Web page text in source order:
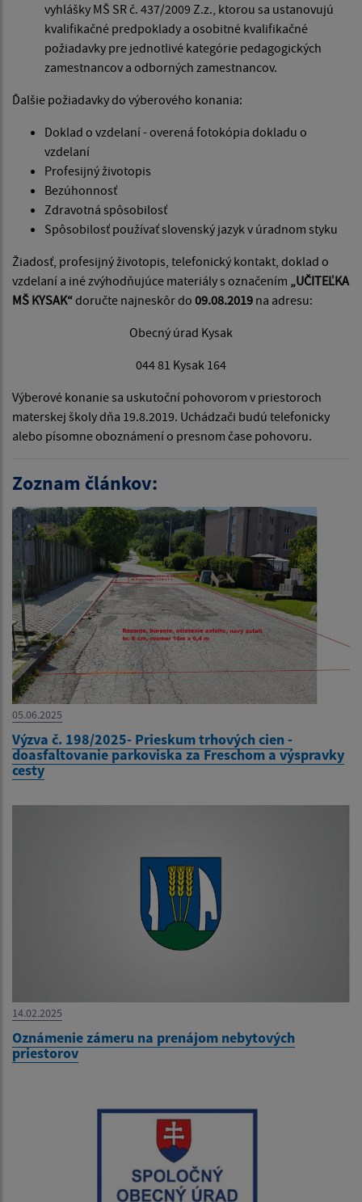
vyhlášky MŠ SR č. 437/2009 Z.z., ktorou sa ustanovujú
kvalifikačné predpoklady a osobitné kvalifikačné
požiadavky pre jednotlivé kategórie pedagogických
zamestnancov a odborných zamestnancov.
Ďalšie požiadavky do výberového konania:
Doklad o vzdelaní - overená fotokópia dokladu o
vzdelaní
Profesijný životopis
Bezúhonnosť
Zdravotná spôsobilosť
Spôsobilosť používať slovenský jazyk v úradnom styku
Žiadosť, profesijný životopis, telefonický kontakt, doklad o
vzdelaní a iné zvýhodňujúce materiály s označením „UČITEĽKA
MŠ KYSAK“doručte najneskôr do 09.08.2019 na adresu:
Obecný úrad Kysak
044 81 Kysak 164
Výberové konanie sa uskutoční pohovorom v priestoroch
materskej školy dňa 19.8.2019. Uchádzači budú telefonicky
alebo písomne oboznámení o presnom čase pohovoru.
Zoznam článkov:
05.06.2025
Výzva č. 198/2025- Prieskum trhových cien -
doasfaltovanie parkoviska za Freschom a výspravky
cesty
14.02.2025
Oznámenie zámeru na prenájom nebytových
priestorov